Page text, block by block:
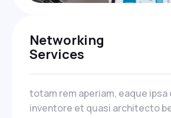
Networking
Services
totam rem aperiam, eaque ipsa
inventore et quasi architecto